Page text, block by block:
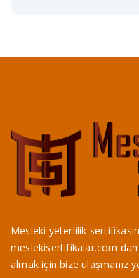
Mesleki yeterlilik
meslekisertifikalar.com
almak için bize ulaşmanız